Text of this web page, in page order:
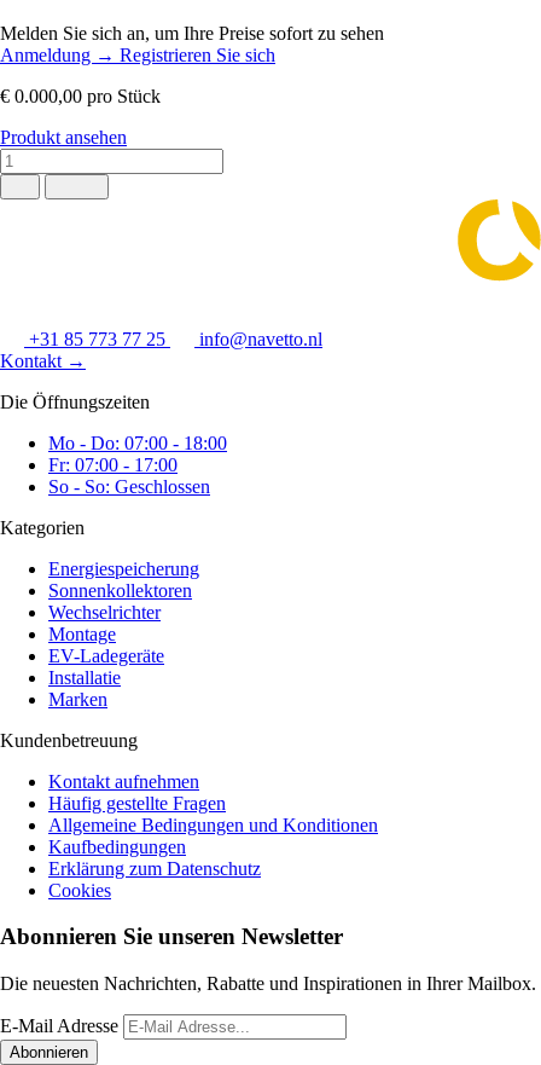
Melden Sie sich an, um Ihre Preise sofort zu sehen
Anmeldung → Registrieren Sie sich
€ 0.000,00 pro Stück
Produkt ansehen
+31 85 773 77 25
info@navetto.nl
Kontakt →
Die Öffnungszeiten
Mo - Do: 07:00 - 18:00
Fr: 07:00 - 17:00
So - So: Geschlossen
Kategorien
Energiespeicherung
Sonnenkollektoren
Wechselrichter
Montage
EV-Ladegeräte
Installatie
Marken
Kundenbetreuung
Kontakt aufnehmen
Häufig gestellte Fragen
Allgemeine Bedingungen und Konditionen
Kaufbedingungen
Erklärung zum Datenschutz
Cookies
Abonnieren Sie unseren Newsletter
Die neuesten Nachrichten, Rabatte und Inspirationen in Ihrer Mailbox.
E-Mail Adresse
Abonnieren